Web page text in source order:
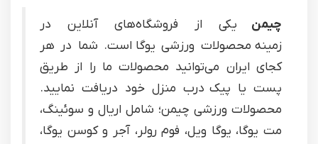
چیمن یکی از فروشگاه‌های آنلاین در
زمینه محصولات ورزشی یوگا است. شما در هر
کجای ایران می‌توانید محصولات ما را از طریق
پست یا پیک درب منزل خود دریافت نمایید.
محصولات ورزشی چیمن؛ شامل اریال و سوئینگ،
مت یوگا، یوگا ویل، فوم رولر، آجر و کوسن یوگا،